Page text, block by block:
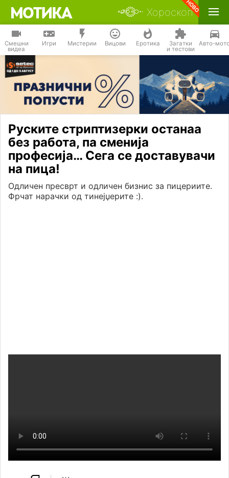
Хороскоп
Смешни
видеа
Игри Мистерии Вицови Еротика Загатки
и тестови
Авто-
Руските стриптизерки останаа
без работа, па сменија
професија… Сега се доставувачи
на пица!
Одличен пресврт и одличен бизнис за пицериите.
Фрчат нарачки од тинејџерите :).